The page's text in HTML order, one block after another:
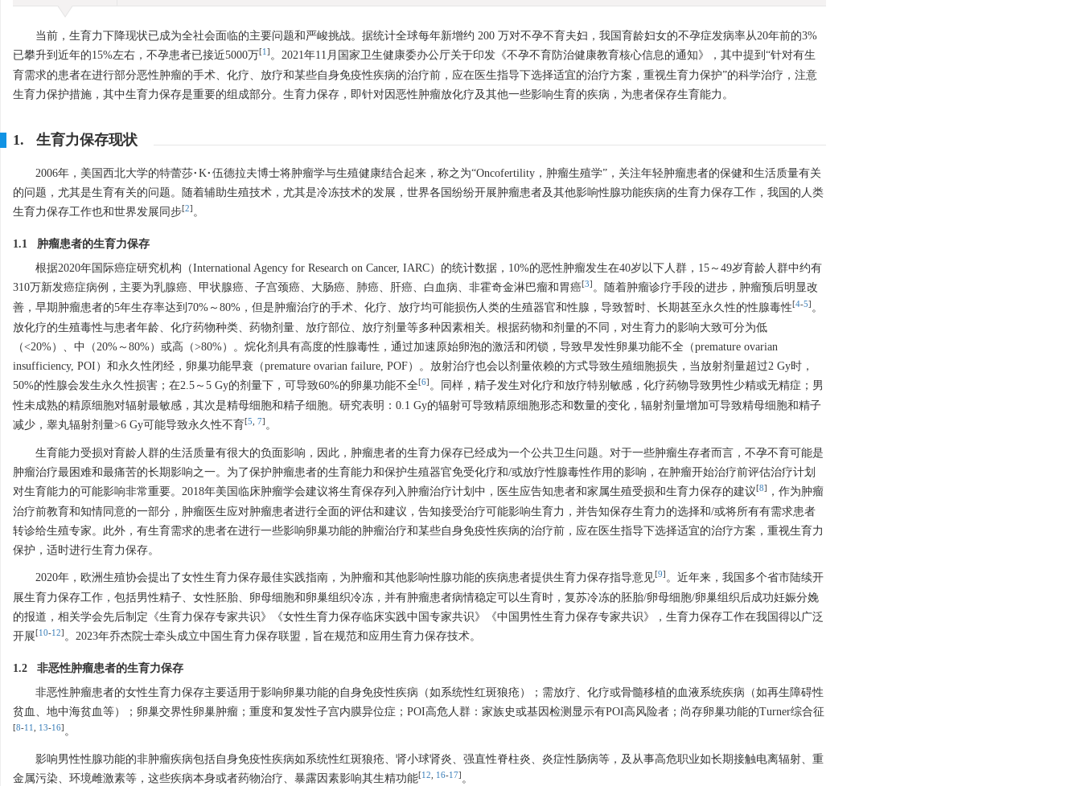
当前，生育力下降现状已成为全社会面临的主要问题和严峻挑战。据统计全球每年新增约 200 万对不孕不育夫妇，我国育龄妇女的不孕症发病率从20年前的3%
已攀升到近年的15%左右，不孕患者已接近5000万[1] 。2021年11月国家卫生健康委办公厅关于印发《不孕不育防治健康教育核心信息的通知》，其中提到“针对有生
育需求的患者在进行部分恶性肿瘤的手术、化疗、放疗和某些自身免疫性疾病的治疗前，应在医生指导下选择适宜的治疗方案，重视生育力保护”的科学治疗，注意
生育力保护措施，其中生育力保存是重要的组成部分。生育力保存，即针对因恶性肿瘤放化疗及其他一些影响生育的疾病，为患者保存生育能力。
1. 生育力保存现状
2006年，美国西北大学的特蕾莎·K·伍德拉夫博士将肿瘤学与生殖健康结合起来，称之为“Oncofertility，肿瘤生殖学”，关注年轻肿瘤患者的保健和生活质量有关
的问题，尤其是生育有关的问题。随着辅助生殖技术，尤其是冷冻技术的发展，世界各国纷纷开展肿瘤患者及其他影响性腺功能疾病的生育力保存工作，我国的人类
生育力保存工作也和世界发展同步[2] 。
1.1 肿瘤患者的生育力保存
根据2020年国际癌症研究机构（International Agency for Research on Cancer, IARC）的统计数据，10%的恶性肿瘤发生在40岁以下人群，15～49岁育龄人群中约有
310万新发癌症病例，主要为乳腺癌、甲状腺癌、子宫颈癌、大肠癌、肺癌、肝癌、白血病、非霍奇金淋巴瘤和胃癌[3] 。随着肿瘤诊疗手段的进步，肿瘤预后明显改
善，早期肿瘤患者的5年生存率达到70%～80%，但是肿瘤治疗的手术、化疗、放疗均可能损伤人类的生殖器官和性腺，导致暂时、长期甚至永久性的性腺毒性[4-5] 。
放化疗的生殖毒性与患者年龄、化疗药物种类、药物剂量、放疗部位、放疗剂量等多种因素相关。根据药物和剂量的不同，对生育力的影响大致可分为低
（<20%）、中（20%～80%）或高（>80%）。烷化剂具有高度的性腺毒性，通过加速原始卵泡的激活和闭锁，导致早发性卵巢功能不全（premature ovarian
insufficiency, POI）和永久性闭经，卵巢功能早衰（premature ovarian failure, POF）。放射治疗也会以剂量依赖的方式导致生殖细胞损失，当放射剂量超过2 Gy时，
50%的性腺会发生永久性损害；在2.5～5 Gy的剂量下，可导致60%的卵巢功能不全[6] 。同样，精子发生对化疗和放疗特别敏感，化疗药物导致男性少精或无精症；男
性未成熟的精原细胞对辐射最敏感，其次是精母细胞和精子细胞。研究表明：0.1 Gy的辐射可导致精原细胞形态和数量的变化，辐射剂量增加可导致精母细胞和精子
减少，睾丸辐射剂量>6 Gy可能导致永久性不育[5, 7] 。
生育能力受损对育龄人群的生活质量有很大的负面影响，因此，肿瘤患者的生育力保存已经成为一个公共卫生问题。对于一些肿瘤生存者而言，不孕不育可能是
肿瘤治疗最困难和最痛苦的长期影响之一。为了保护肿瘤患者的生育能力和保护生殖器官免受化疗和/或放疗性腺毒性作用的影响，在肿瘤开始治疗前评估治疗计划
对生育能力的可能影响非常重要。2018年美国临床肿瘤学会建议将生育保存列入肿瘤治疗计划中，医生应告知患者和家属生殖受损和生育力保存的建议[8]
，作为肿瘤
治疗前教育和知情同意的一部分，肿瘤医生应对肿瘤患者进行全面的评估和建议，告知接受治疗可能影响生育力，并告知保存生育力的选择和/或将所有有需求患者
转诊给生殖专家。此外，有生育需求的患者在进行一些影响卵巢功能的肿瘤治疗和某些自身免疫性疾病的治疗前，应在医生指导下选择适宜的治疗方案，重视生育力
保护，适时进行生育力保存。
2020年，欧洲生殖协会提出了女性生育力保存最佳实践指南，为肿瘤和其他影响性腺功能的疾病患者提供生育力保存指导意见[9] 。近年来，我国多个省市陆续开
展生育力保存工作，包括男性精子、女性胚胎、卵母细胞和卵巢组织冷冻，并有肿瘤患者病情稳定可以生育时，复苏冷冻的胚胎/卵母细胞/卵巢组织后成功妊娠分娩
的报道，相关学会先后制定《生育力保存专家共识》《女性生育力保存临床实践中国专家共识》《中国男性生育力保存专家共识》，生育力保存工作在我国得以广泛
开展[10-12] 。2023年乔杰院士牵头成立中国生育力保存联盟，旨在规范和应用生育力保存技术。
1.2 非恶性肿瘤患者的生育力保存
非恶性肿瘤患者的女性生育力保存主要适用于影响卵巢功能的自身免疫性疾病（如系统性红斑狼疮）；需放疗、化疗或骨髓移植的血液系统疾病（如再生障碍性
贫血、地中海贫血等）；卵巢交界性卵巢肿瘤；重度和复发性子宫内膜异位症；POI高危人群：家族史或基因检测显示有POI高风险者；尚存卵巢功能的Turner综合征
[8-11, 13-16] 。
影响男性性腺功能的非肿瘤疾病包括自身免疫性疾病如系统性红斑狼疮、肾小球肾炎、强直性脊柱炎、炎症性肠病等，及从事高危职业如长期接触电离辐射、重
金属污染、环境雌激素等，这些疾病本身或者药物治疗、暴露因素影响其生精功能[12, 16-17] 。